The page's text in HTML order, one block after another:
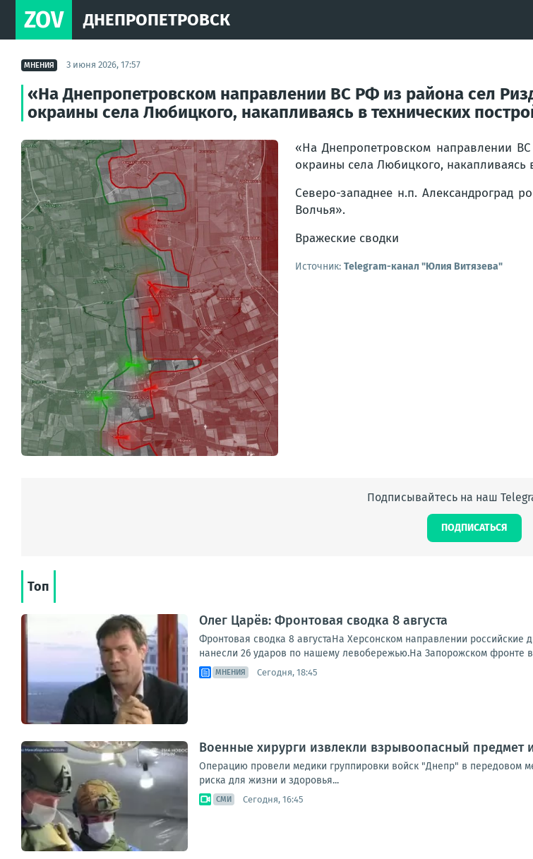
ZOV ДНЕПРОПЕТРОВСК
МНЕНИЯ 3 июня 2026, 17:57
«На Днепропетровском направлении ВС РФ из района сел
окраины села Любицкого, накапливаясь в технических
«На Днепропетровском направлении
окраины села Любицкого, накапливаясь
Северо-западнее н.п. Александроград
Волчья».
Вражеские сводки
Источник: Telegram-канал "Юлия Витязева"
Подписывайтесь на наш
ПОДПИСАТЬСЯ
Топ
Олег Царёв: Фронтовая сводка 8 августа
Фронтовая сводка 8 августаНа Херсонском направлении
нанесли 26 ударов по нашему левобережью.На Запорожском фронте
МНЕНИЯ Сегодня, 18:45
Военные хирурги извлекли взрывоопасный предмет
Операцию провели медики группировки войск "Днепр" в передовом
риска для жизни и здоровья...
СМИ Сегодня, 16:45